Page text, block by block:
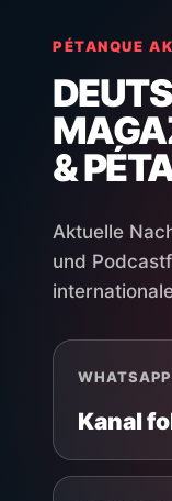
PÉTANQUE
&
Aktuelle
und
Kanal